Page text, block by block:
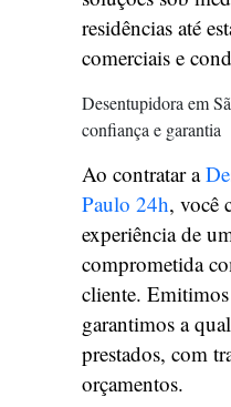
residências até
comerciais e
Desentupidora em
confiança e garantia
Ao contratar a
Paulo 24h, você
experiência de
comprometida
cliente.
garantimos a
prestados, com
orçamentos.